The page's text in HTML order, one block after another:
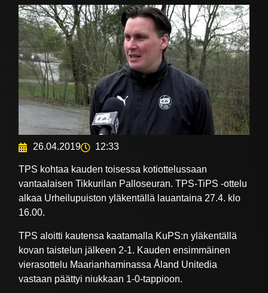
26.04.2019 12:33
TPS kohtaa kauden toisessa kotiottelussaan
vantaalaisen Tikkurilan Palloseuran. TPS-TiPS -ottelu
alkaa Urheilupuiston yläkentällä lauantaina 27.4. klo
16.00.
TPS aloitti kautensa kaatamalla KuPS:n yläkentällä
kovan taistelun jälkeen 2-1. Kauden ensimmäinen
vierasottelu Maarianhaminassa Åland Unitedia
vastaan päättyi niukkaan 1-0-tappioon.